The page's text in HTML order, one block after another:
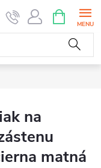
KOŠÍK
na
matná